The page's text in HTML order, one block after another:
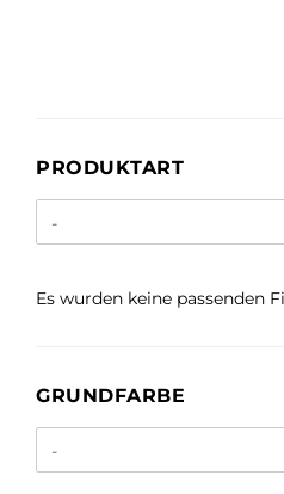
PRODUKTART
PRODUKTART
Es wurden keine passenden
GRUNDFARBE
GRUNDFARBE